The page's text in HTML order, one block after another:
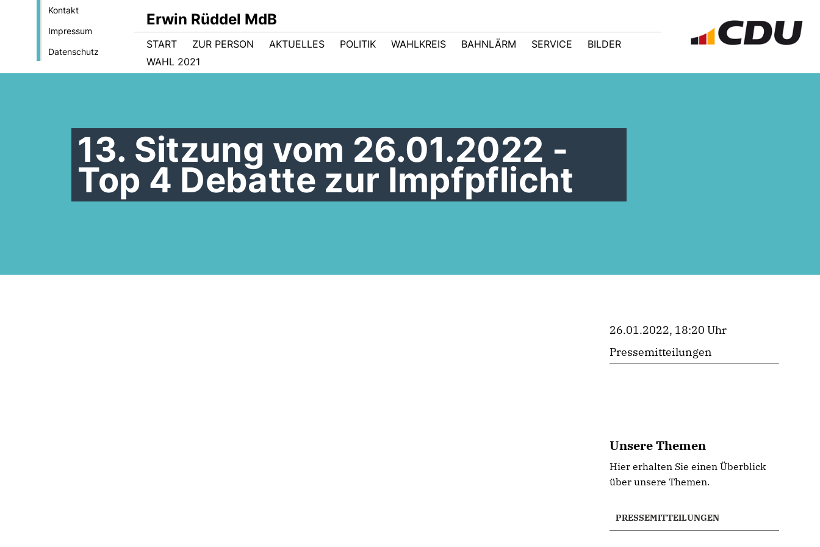
Kontakt
Impressum
Datenschutz
Erwin Rüddel MdB
START ZUR PERSON AKTUELLES POLITIK WAHLKREIS BAHNLÄRM SERVICE
BILDER
WAHL 2021
13. Sitzung vom 26.01.2022 -
Top 4 Debatte zur Impfpflicht
26.01.2022, 18:20 Uhr
Pressemitteilungen
Unsere Themen
Hier erhalten Sie einen Überblick
über unsere Themen.
PRESSEMITTEILUNGEN